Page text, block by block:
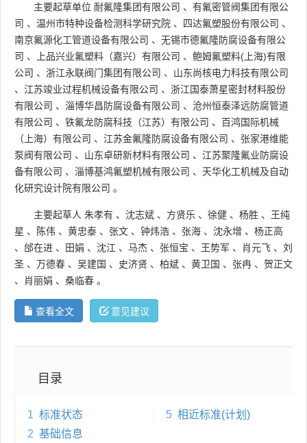
主要起草单位 耐氟隆集团有限公司 、 有氟密管阀集团有限公
司 、 温州市特种设备检测科学研究院 、 四达氟塑股份有限公司 、
南京氟源化工管道设备有限公司 、 无锡市德氟隆防腐设备有限公
司 、 上品兴业氟塑料（嘉兴）有限公司 、 鲍姆氟塑料(上海)有限
公司 、 浙江永联阀门集团有限公司 、 山东尚核电力科技有限公司
、 江苏竣业过程机械设备有限公司 、 浙江国泰萧星密封材料股份
有限公司 、 淄博华昌防腐设备有限公司 、 沧州恒泰泽远防腐管道
有限公司 、 铁氟龙防腐科技（江苏）有限公司 、 百鸿国际机械
（上海）有限公司 、 江苏金氟隆防腐设备有限公司 、 张家港维能
泵阀有限公司 、 山东卓研新材料有限公司 、 江苏聚隆氟业防腐设
备有限公司 、 淄博基鸿氟塑机械有限公司 、 天华化工机械及自动
化研究设计院有限公司 。
主要起草人 朱孝有 、 沈志斌 、 方贤乐 、 徐健 、 杨胜 、 王纯
星 、 陈伟 、 黄忠泰 、 张文 、 钟炜浩 、 张海 、 沈永增 、 杨正高
、 邰在进 、 田娟 、 沈江 、 马杰 、 张恒宝 、 王势军 、 肖元飞 、 刘
圣 、 万德春 、 吴建国 、 史济贤 、 柏斌 、 黄卫国 、 张冉 、 贺正文
、
肖丽娟 、 桑临春 。
查看全文 意见建议
目录
1 标准状态
2 基础信息
5 相近标准(计划)